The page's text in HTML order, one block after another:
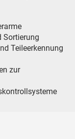
Sortierung
Teileerkennung
zur